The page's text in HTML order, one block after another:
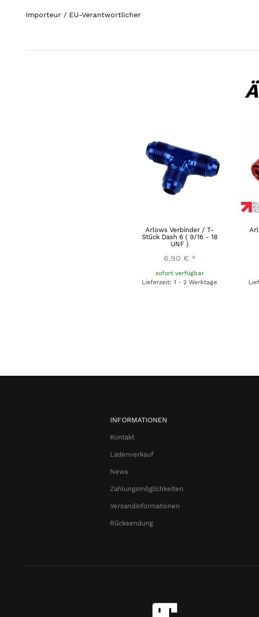
Importeur / EU-Verantwortlicher
Arlows Verbinder / T-
Stück Dash 6 ( 9/16 - 18
UNF )
6,90 € *
sofort verfügbar
Lieferzeit: 1 - 2 Werktage
INFORMATIONEN
Kontakt
Ladenverkauf
News
Zahlungsmöglichkeiten
Versandinformationen
Rücksendung